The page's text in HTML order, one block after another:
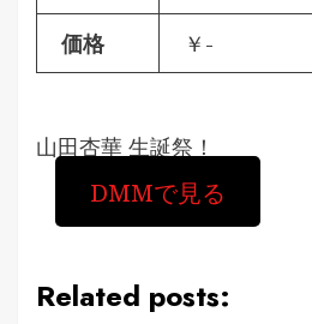
価格 ￥-
山田杏華 生誕祭！
DMMで見る
Related posts: